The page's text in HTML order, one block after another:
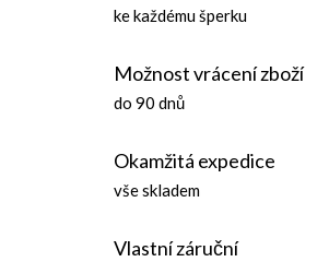
ke každému šperku
Možnost vrácení zboží
do 90 dnů
Okamžitá expedice
vše skladem
Vlastní záruční